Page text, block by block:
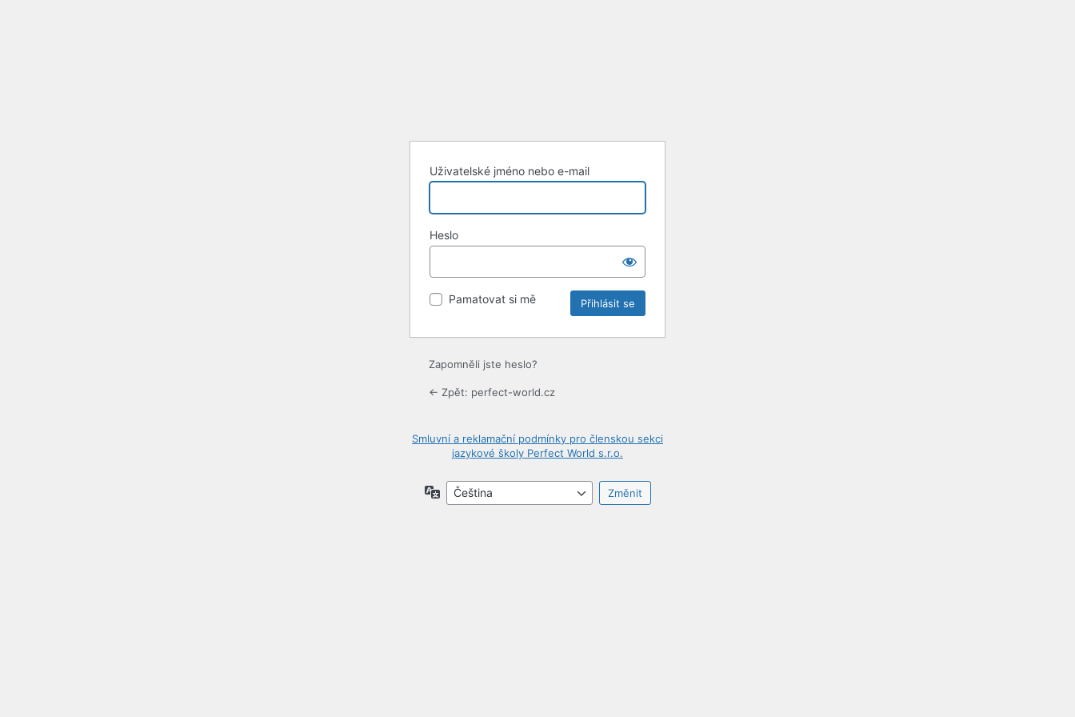
Uživatelské jméno nebo e-mail
Heslo
Pamatovat si mě
Zapomněli jste heslo?
← Zpět: perfect-world.cz
Smluvní a reklamační podmínky pro členskou sekci
jazykové školy Perfect World s.r.o.
Jazyky